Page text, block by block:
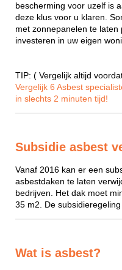
bescherming voor uzelf is
deze klus voor u klaren.
met zonnepanelen te
investeren in uw eigen
TIP: ( Vergelijk altijd
Vergelijk 6 Asbest
in slechts 2 minuten tijd!
Subsidie asbest
Vanaf 2016 kan er een
asbestdaken te laten
bedrijven. Het dak moet
35 m2. De
Wat is asbest?